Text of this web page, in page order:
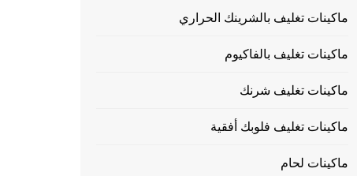
ماكينات تغليف بالشرينك الحراري
ماكينات تغليف بالفاكيوم
ماكينات تغليف شرنك
ماكينات تغليف فلوبك أفقية
ماكينات لحام